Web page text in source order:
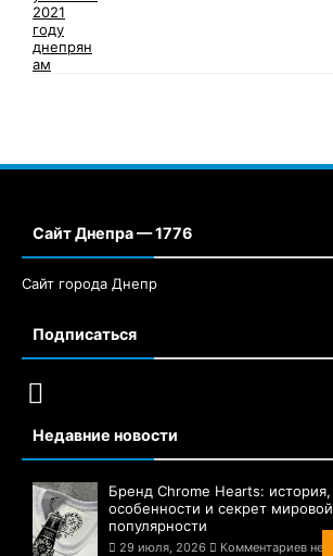
Сайт Днепра — 1776
Сайт города Днепр
Подписаться
Недавние новости
Бренд Chrome Hearts: история,
особенности и секрет мировой
популярности
29 июля, 2026 Комментариев нет